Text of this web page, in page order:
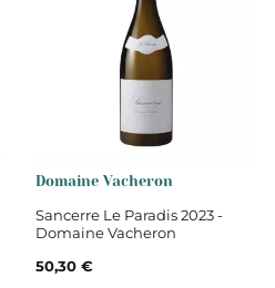
Domaine Vacheron
Sancerre Le Paradis 2023 -
Domaine Vacheron
50,30 €